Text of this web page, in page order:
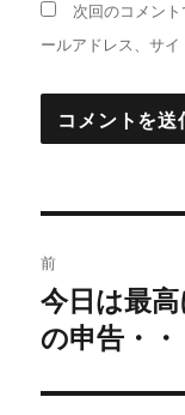
次回のコメン
ールアドレス、サイ
稿
ナ
ビ
前
過
去
投
今日は最
の申告・・